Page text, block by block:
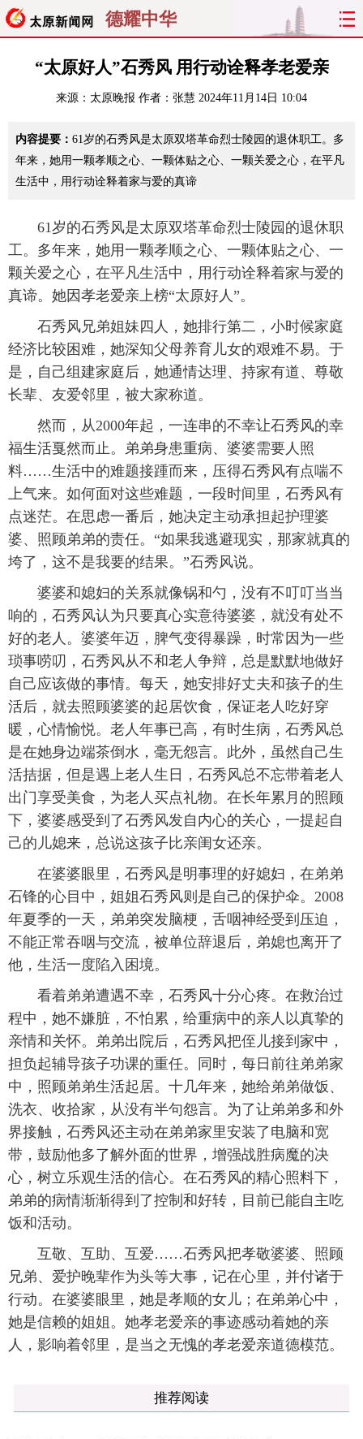
德耀中华
首页 聚焦 太原 山西
经济 关注 文明 出行
纵横 曝光 综合 专题
旅游 理财
看天下 晋月读 最太原 网罗民生
太原日报 太原晚报 热评 社区
“太原好人”石秀风 用行动诠释孝老爱亲
来源： 太原晚报 作者：张慧 2024年11月14日 10:04
内容提要： 61岁的石秀风是太原双塔革命烈士陵园的退休职工。多
年来，她用一颗孝顺之心、一颗体贴之心、一颗关爱之心，在平凡
生活中，用行动诠释着家与爱的真谛
61岁的石秀风是太原双塔革命烈士陵园的退休职
工。多年来，她用一颗孝顺之心、一颗体贴之心、一
颗关爱之心，在平凡生活中，用行动诠释着家与爱的
真谛。她因孝老爱亲上榜“太原好人”。
石秀风兄弟姐妹四人，她排行第二，小时候家庭
经济比较困难，她深知父母养育儿女的艰难不易。于
是，自己组建家庭后，她通情达理、持家有道、尊敬
长辈、友爱邻里，被大家称道。
然而，从2000年起，一连串的不幸让石秀风的幸
福生活戛然而止。弟弟身患重病、婆婆需要人照
料……生活中的难题接踵而来，压得石秀风有点喘不
上气来。如何面对这些难题，一段时间里，石秀风有
点迷茫。在思虑一番后，她决定主动承担起护理婆
婆、照顾弟弟的责任。“如果我逃避现实，那家就真的
垮了，这不是我要的结果。”石秀风说。
婆婆和媳妇的关系就像锅和勺，没有不叮叮当当
响的，石秀风认为只要真心实意待婆婆，就没有处不
好的老人。婆婆年迈，脾气变得暴躁，时常因为一些
琐事唠叨，石秀风从不和老人争辩，总是默默地做好
自己应该做的事情。每天，她安排好丈夫和孩子的生
活后，就去照顾婆婆的起居饮食，保证老人吃好穿
暖，心情愉悦。老人年事已高，有时生病，石秀风总
是在她身边端茶倒水，毫无怨言。此外，虽然自己生
活拮据，但是遇上老人生日，石秀风总不忘带着老人
出门享受美食，为老人买点礼物。在长年累月的照顾
下，婆婆感受到了石秀风发自内心的关心，一提起自
己的儿媳来，总说这孩子比亲闺女还亲。
在婆婆眼里，石秀风是明事理的好媳妇，在弟弟
石锋的心目中，姐姐石秀风则是自己的保护伞。2008
年夏季的一天，弟弟突发脑梗，舌咽神经受到压迫，
不能正常吞咽与交流，被单位辞退后，弟媳也离开了
他，生活一度陷入困境。
看着弟弟遭遇不幸，石秀风十分心疼。在救治过
程中，她不嫌脏，不怕累，给重病中的亲人以真挚的
亲情和关怀。弟弟出院后，石秀风把侄儿接到家中，
担负起辅导孩子功课的重任。同时，每日前往弟弟家
中，照顾弟弟生活起居。十几年来，她给弟弟做饭、
洗衣、收拾家，从没有半句怨言。为了让弟弟多和外
界接触，石秀风还主动在弟弟家里安装了电脑和宽
带，鼓励他多了解外面的世界，增强战胜病魔的决
心，树立乐观生活的信心。在石秀风的精心照料下，
弟弟的病情渐渐得到了控制和好转，目前已能自主吃
饭和活动。
互敬、互助、互爱……石秀风把孝敬婆婆、照顾
兄弟、爱护晚辈作为头等大事，记在心里，并付诸于
行动。在婆婆眼里，她是孝顺的女儿；在弟弟心中，
她是信赖的姐姐。她孝老爱亲的事迹感动着她的亲
人，影响着邻里，是当之无愧的孝老爱亲道德模范。
推荐阅读